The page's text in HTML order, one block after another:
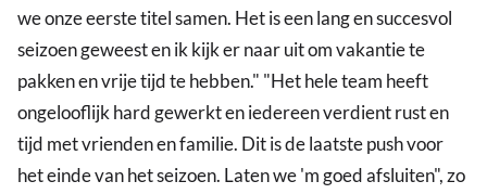
we onze eerste titel samen. Het is een lang en succesvol
seizoen geweest en ik kijk er naar uit om vakantie te
pakken en vrije tijd te hebben." "Het hele team heeft
ongelooflijk hard gewerkt en iedereen verdient rust en
tijd met vrienden en familie. Dit is de laatste push voor
het einde van het seizoen. Laten we 'm goed afsluiten", zo